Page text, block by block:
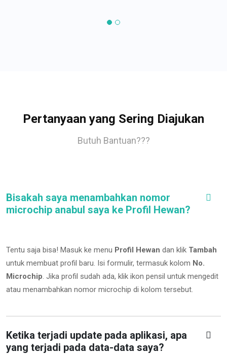
Pertanyaan yang Sering Diajukan
Butuh Bantuan???
Bisakah saya menambahkan nomor
microchip anabul saya ke Profil Hewan?
Tentu saja bisa! Masuk ke menu Profil Hewan dan klik Tambah
untuk membuat profil baru. Isi formulir, termasuk kolom No.
Microchip. Jika profil sudah ada, klik ikon pensil untuk mengedit
atau menambahkan nomor microchip di kolom tersebut.
Ketika terjadi update pada aplikasi, apa
yang terjadi pada data-data saya?